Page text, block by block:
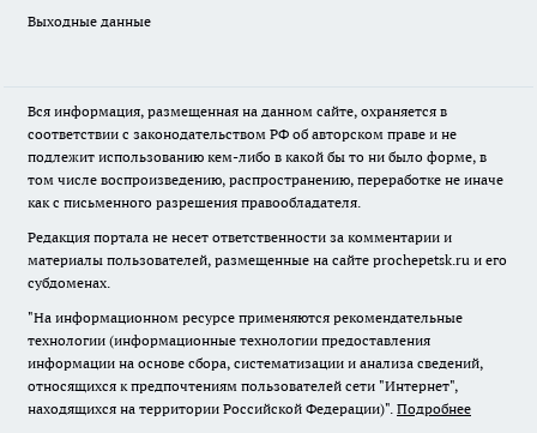
Выходные данные
Вся информация, размещенная на данном сайте, охраняется в
соответствии с законодательством РФ об авторском праве и не
подлежит использованию кем-либо в какой бы то ни было форме, в
том числе воспроизведению, распространению, переработке не иначе
как с письменного разрешения правообладателя.
Редакция портала не несет ответственности за комментарии и
материалы пользователей, размещенные на сайте prochepetsk.ru и его
субдоменах.
"На информационном ресурсе применяются рекомендательные
технологии (информационные технологии предоставления
информации на основе сбора, систематизации и анализа сведений,
относящихся к предпочтениям пользователей сети "Интернет",
находящихся на территории Российской Федерации)". Подробнее